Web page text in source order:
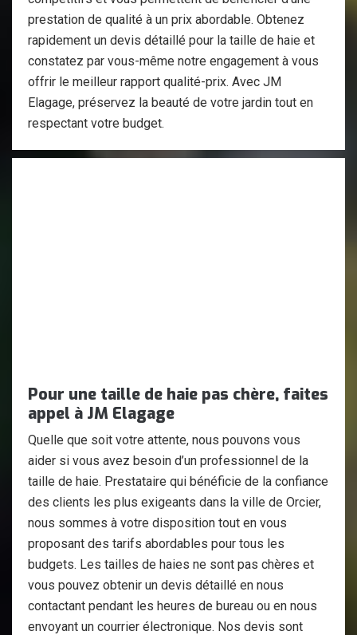
prestation de qualité à un prix abordable. Obtenez
rapidement un devis détaillé pour la taille de haie et
constatez par vous-même notre engagement à vous
offrir le meilleur rapport qualité-prix. Avec JM
Elagage, préservez la beauté de votre jardin tout en
respectant votre budget.
Pour une taille de haie pas chère, faites
appel à JM Elagage
Quelle que soit votre attente, nous pouvons vous
aider si vous avez besoin d’un professionnel de la
taille de haie. Prestataire qui bénéficie de la confiance
des clients les plus exigeants dans la ville de Orcier,
nous sommes à votre disposition tout en vous
proposant des tarifs abordables pour tous les
budgets. Les tailles de haies ne sont pas chères et
vous pouvez obtenir un devis détaillé en nous
contactant pendant les heures de bureau ou en nous
envoyant un courrier électronique. Nos devis sont